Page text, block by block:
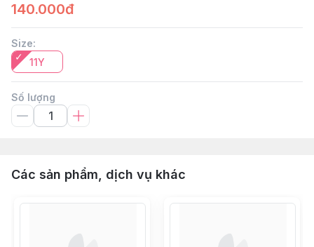
140.000đ
Size:
11Y
Số lượng
Các sản phẩm, dịch vụ khác